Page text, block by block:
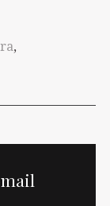
,